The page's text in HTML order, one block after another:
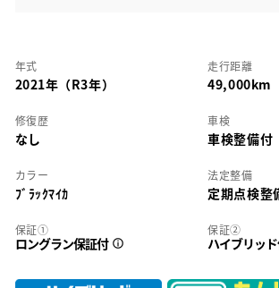
年式
2021年（R3年）
走行距離
49,000km
修復歴
なし
車検
車検整備付
カラー
ﾌﾞﾗｯｸﾏｲｶ
法定整備
定期点検整
保証①
ロングラン保証付
保証②
ハイブリッ